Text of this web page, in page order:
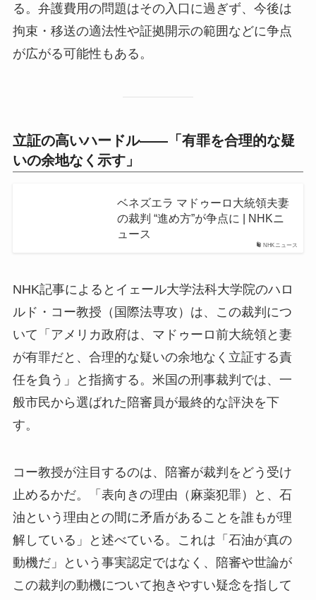
る。弁護費用の問題はその入口に過ぎず、今後は
拘束・移送の適法性や証拠開示の範囲などに争点
が広がる可能性もある。
立証の高いハードル——「有罪を合理的な疑
いの余地なく示す」
NHKニュース
ベネズエラ マドゥーロ大統領夫妻
の裁判 “進め方”が争点に | NHKニ
ュース
NHK記事によるとイェール大学法科大学院のハロ
ルド・コー教授（国際法専攻）は、この裁判につ
いて「アメリカ政府は、マドゥーロ前大統領と妻
が有罪だと、合理的な疑いの余地なく立証する責
任を負う」と指摘する。米国の刑事裁判では、一
般市民から選ばれた陪審員が最終的な評決を下
す。
コー教授が注目するのは、陪審が裁判をどう受け
止めるかだ。「表向きの理由（麻薬犯罪）と、石
油という理由との間に矛盾があることを誰もが理
解している」と述べている。これは「石油が真の
動機だ」という事実認定ではなく、陪審や世論が
この裁判の動機について抱きやすい疑念を指して